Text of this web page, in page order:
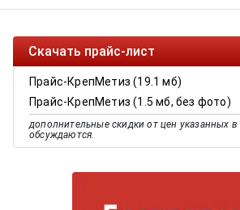
Скачать прайс-лист
Прайс-КрепМетиз (19.1 мб)
Прайс-КрепМетиз (1.5 мб, без фото)
дополнительные скидки от цен указанных в
обсуждаются.